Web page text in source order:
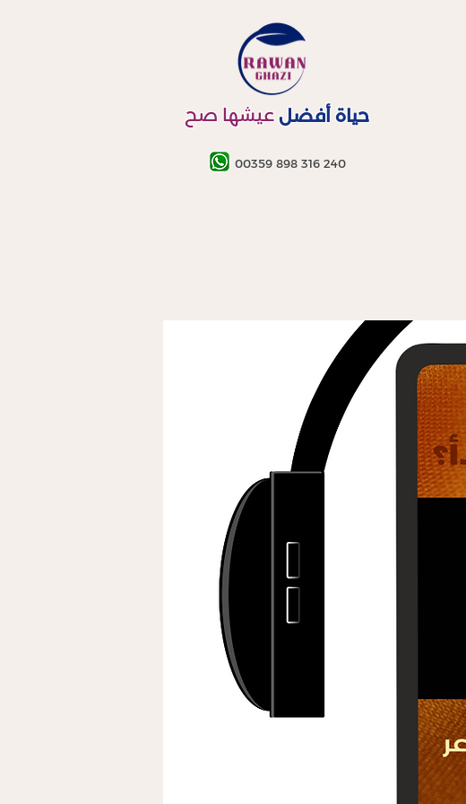
عيشها صح حياة أفضل
00359 898 316 240